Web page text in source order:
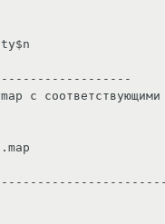
с соответствующими